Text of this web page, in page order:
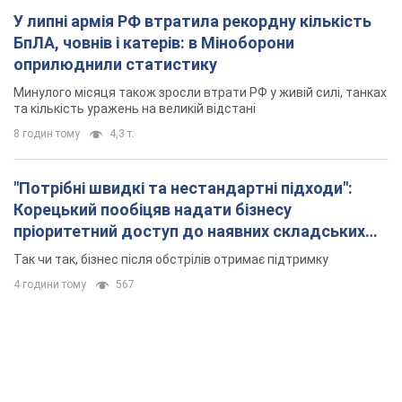
У липні армія РФ втратила рекордну кількість
БпЛА, човнів і катерів: в Міноборони
оприлюднили статистику
Минулого місяця також зросли втрати РФ у живій силі, танках
та кількість уражень на великій відстані
8 годин тому 4,3 т.
"Потрібні швидкі та нестандартні підходи":
Корецький пообіцяв надати бізнесу
пріоритетний доступ до наявних складських
приміщень
Так чи так, бізнес після обстрілів отримає підтримку
4 години тому 567